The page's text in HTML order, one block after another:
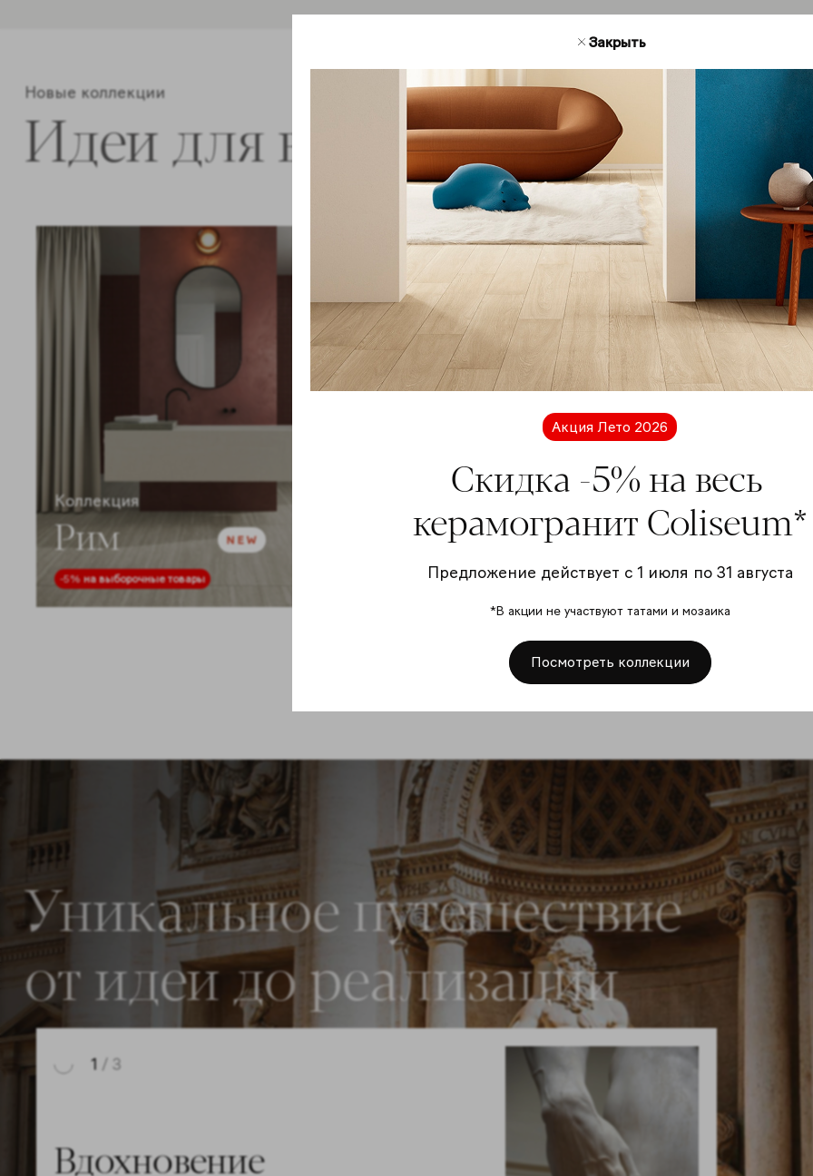
Новые коллекции
Идеи для вашего интерьера
Коллекция
Рим
-5% на выборочные товары
Тиволи
-5%на выборочные товары
Форматы 1
Цвета 2
-5%
Посмотреть все артикулы
Уникальное путешествие
от идеи до реализации
1 / 3
Вдохновение
2 / 3
Реализация
Закрыть
Акция Лето 2026
Скидка -5% на весь
керамогранит Coliseum*
Предложение действует с 1 июля по 31 августа
*В акции не участвуют татами и мозаика
Посмотреть коллекции